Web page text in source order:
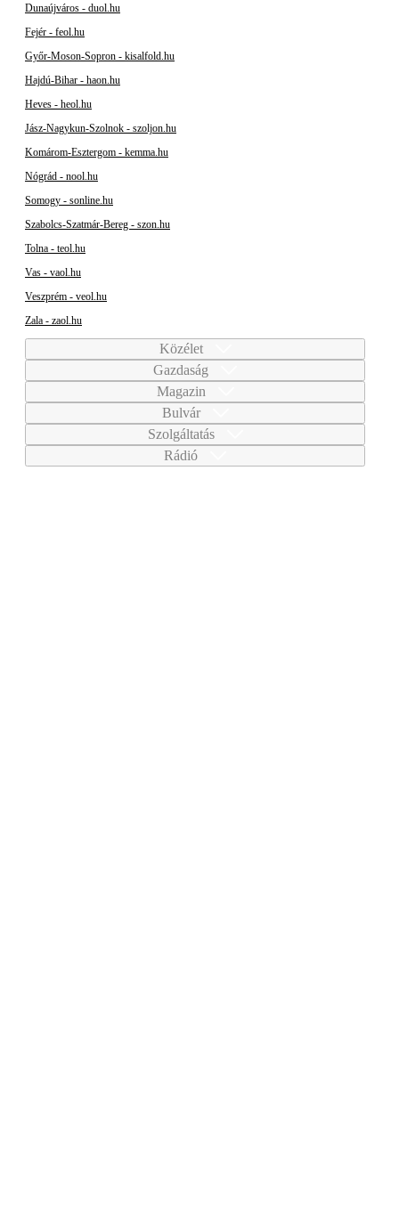
Dunaújváros - duol.hu
Fejér - feol.hu
Győr-Moson-Sopron - kisalfold.hu
Hajdú-Bihar - haon.hu
Heves - heol.hu
Jász-Nagykun-Szolnok - szoljon.hu
Komárom-Esztergom - kemma.hu
Nógrád - nool.hu
Somogy - sonline.hu
Szabolcs-Szatmár-Bereg - szon.hu
Tolna - teol.hu
Vas - vaol.hu
Veszprém - veol.hu
Zala - zaol.hu
Közélet
Gazdaság
Magazin
Bulvár
Szolgáltatás
Rádió